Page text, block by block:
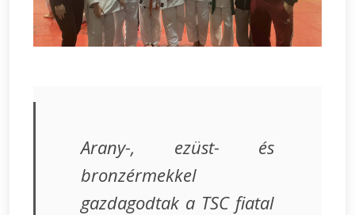
Arany-, ezüst- és
bronzérmekkel
gazdagodtak a TSC fiatal